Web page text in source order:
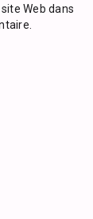
Web dans